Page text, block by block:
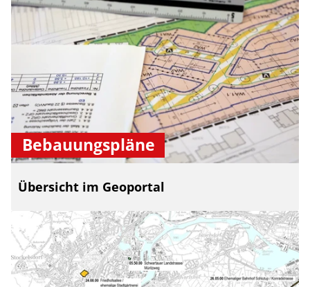
Bebauungspläne
Übersicht im Geoportal